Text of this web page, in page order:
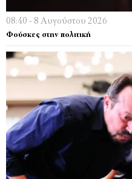
08:40 - 8 Αυγούστου 2026
Φούσκες στην πολιτική